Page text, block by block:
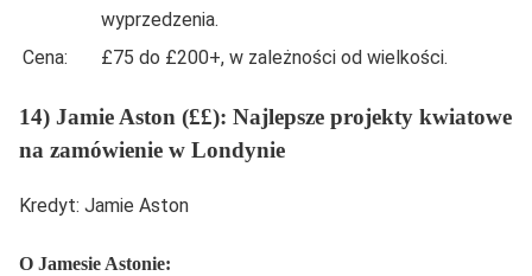
wyprzedzenia.
Cena:
£75 do £200+, w zależności od wielkości.
14) Jamie Aston (££): Najlepsze projekty kwiatowe
na zamówienie w Londynie
Kredyt: Jamie Aston
O Jamesie Astonie: